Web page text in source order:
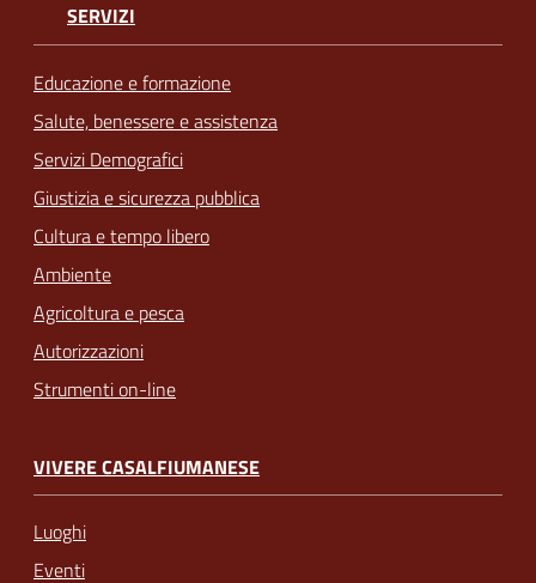
SERVIZI
Educazione e formazione
Salute, benessere e assistenza
Servizi Demografici
Giustizia e sicurezza pubblica
Cultura e tempo libero
Ambiente
Agricoltura e pesca
Autorizzazioni
Strumenti on-line
VIVERE CASALFIUMANESE
Luoghi
Eventi